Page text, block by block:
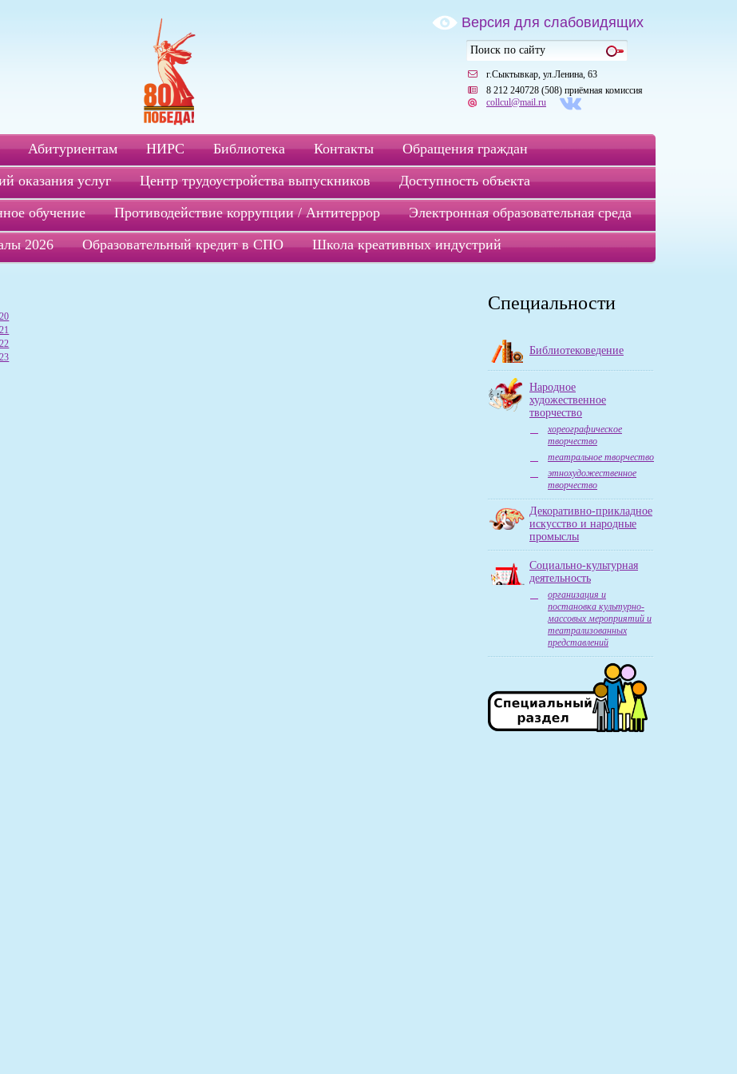
Версия для слабовидящих
г.Сыктывкар, ул.Ленина, 63
8 212 240728 (508) приёмная комиссия
collcul@mail.ru
Абитуриентам НИРС Библиотека Контакты
Обращения граждан
оказания услуг
Центр трудоустройства выпускников
Доступность объекта
обучение Противодействие коррупции / Антитеррор
Электронная образовательная среда
2026 Образовательный кредит в СПО Школа креативных индустрий
Специальности
Библиотековедение
Народное
художественное
творчество
хореографическое
творчество
театральное творчество
этнохудожественное
творчество
Декоративно-прикладное
искусство и народные
промыслы
Социально-культурная
деятельность
организация и
постановка культурно-
массовых мероприятий и
театрализованных
представлений